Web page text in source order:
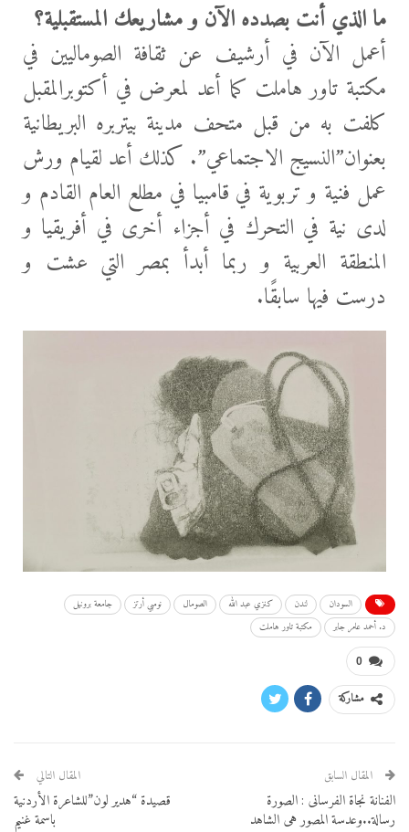
ما الذي أنت بصدده الآن و مشاريعك المستقبلية؟
أعمل الآن في أرشيف عن ثقافة الصوماليين في
مكتبة تاور هاملت كما أعد لمعرض في أكتوبرالمقبل
كلفت به من قبل متحف مدينة بيتربره البريطانية
بعنوان”النسيج الاجتماعي”. كذلك أعد لقيام ورش
عمل فنية و تربوية في قامبيا في مطلع العام القادم و
لدى نية في التحرك في أجزاء أخرى في أفريقيا و
المنطقة العربية و ربما أبدأ بمصر التي عشت و
درست فيها سابقًا.
السودان لندن كنزي عبد الله الصومال نومبي أرتز
جامعة برونيل
د. أحمد عامر جابر
مكتبة تاور هاملت
0
مشاركة
المقال السابق
الفنانة نجاة الفرسانى : الصورة
رسالة..وعدسة المصور هى الشاهد
المقال التالي
قصيدة “هدير لون”للشاعرة الأردنية
باسمة غنيم